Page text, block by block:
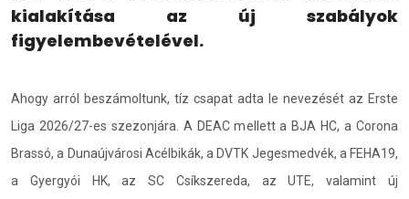
kialakítása az új szabályok
figyelembevételével.
Ahogy arról beszámoltunk, tíz csapat adta le nevezését az Erste
Liga 2026/27-es szezonjára. A DEAC mellett a BJA HC, a Corona
Brassó, a Dunaújvárosi Acélbikák, a DVTK Jegesmedvék, a FEHA19,
a Gyergyói HK, az SC Csíkszereda, az UTE, valamint új